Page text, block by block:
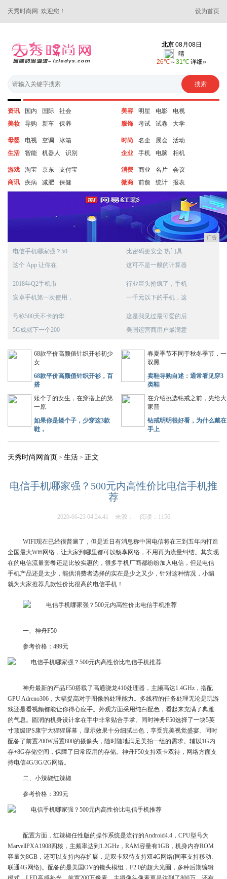
天秀时尚网 欢迎您！ 设为首页
资讯 国内 国际
社会
美妆
导购 新车 保养
美容 明星 电影
电视
服饰
考试 试卷 大学
母婴 电视 空调
冰箱
生活
智能 机器人 识别
时尚 名企 展会
活动
企业
手机 电脑 相机
游戏 淘宝 京东
支付宝
商讯
疾病 减肥 保健
消费 商业 名片
会议
微商
前詹 统计 报表
广告
电信手机哪家强？50
这个 App 让你在
比密码更安全 热门具
这可不是一般的计算器
2018年Q2手机市
安卓手机第一次使用，
行业巨头抢疯了，手机
一千元以下的手机，这
号称500天不卡的华
5G成就下一个200
这是我见过最可爱的后
美国运营商用户最满意
68款平价高颜值针织开衫初少
女
68款平价高颜值针织开衫，百
搭
春夏季节不同于秋冬季节，一
双黑
卖鞋导购自述：通常看见穿3
类鞋
矮个子的女生，在穿搭上的第
一原
如果你是矮个子，少穿这3款
鞋，
在介绍挑选钻戒之前，先给大
家普
钻戒明明很好看，为什么戴在
手上
天秀时尚网首页 > 生活 > 正文
电信手机哪家强？500元内高性价比电信手机推
荐
2020-06-23 04:24:41 来源： 阅读：1156
WIFI现在已经很普遍了，但是近日有消息称中国电信将在三到五年内打造
全国最大Wifi网络，让大家到哪里都可以畅享网络，不用再为流量纠结。其实现
在的电信流量套餐还是比较实惠的，很多手机厂商都纷纷加入电信，但是电信
手机产品还是太少，能供消费者选择的实在是少之又少，针对这种情况，小编
就为大家推荐几款性价比很高的电信手机！
一、神舟F50
参考价格：499元
神舟最新的产品F50搭载了高通骁龙410处理器，主频高达1.4GHz，搭配
GPU Adreno306，大幅提高对于图像的处理能力。多线程的任务处理无论是玩游
戏还是看视频都能让你得心应手。外观方面采用纯白配色，看起来充满了典雅
的气息。圆润的机身设计拿在手中非常贴合手掌。同时神舟F50选择了一块5英
寸顶级IPS康宁大猩猩屏幕，显示效果十分细腻出色，享受完美视觉盛宴。同时
配备了前置200W后置800的摄像头，随时随地满足美拍一组的需求。辅以1G内
存+8G存储空间，保障了日常应用的存储。神舟F50支持双卡双待，网络方面支
持电信4G/3G/2G网络。
二、小辣椒红辣椒
参考价格：399元
配置方面，红辣椒任性版的操作系统是流行的Android4.4，CPU型号为
MarvellPXA1908四核，主频率达到1.2GHz，RAM容量有1GB，机身内存ROM
容量为8GB，还可以支持内存扩展，是双卡双待支持双4G网络(同事支持移动、
联通4G网络)。配备的是美国OV的镜头模组，F2.0的超大光圈，多种后期编辑